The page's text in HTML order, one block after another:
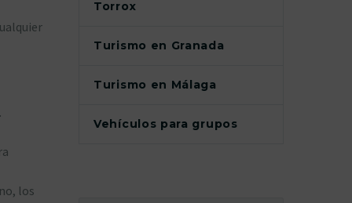
.
los
Torrox
Turismo en Granada
Turismo en Málaga
Vehículos para grupos